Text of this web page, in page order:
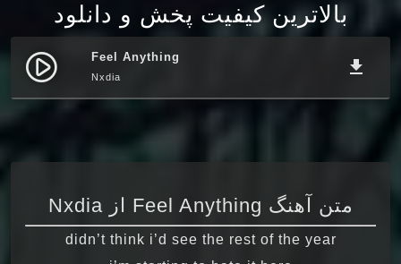
بالاترین کیفیت پخش و دانلود
play_circle_filled Feel Anything
Nxdia file_download
متن آهنگ Feel Anything از Nxdia
didn’t think i’d see the rest of the year